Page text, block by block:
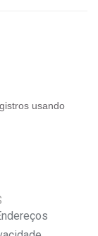
usando